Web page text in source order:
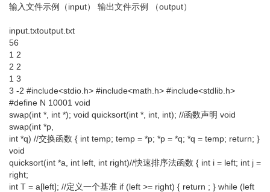
输入文件示例（input） 输出文件示例 （output）
input.txtoutput.txt
56
1 2
2 2
1 3
3 -2 #include<stdio.h> #include<math.h> #include<stdlib.h>
#define N 10001 void
swap(int *, int *); void quicksort(int *, int, int); //函数声明 void
swap(int *p,
int *q) //交换函数 { int temp; temp = *p; *p = *q; *q = temp; return; }
void
quicksort(int *a, int left, int right)//快速排序法函数 { int i = left; int j =
right;
int T = a[left]; //定义一个基准 if (left >= right) { return ; } while (left